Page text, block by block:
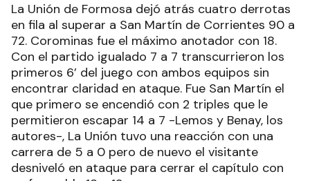
La Unión de Formosa dejó atrás cuatro derrotas
en fila al superar a San Martín de Corrientes 90 a
72. Corominas fue el máximo anotador con 18.
Con el partido igualado 7 a 7 transcurrieron los
primeros 6’ del juego con ambos equipos sin
encontrar claridad en ataque. Fue San Martín el
que primero se encendió con 2 triples que le
permitieron escapar 14 a 7 -Lemos y Benay, los
autores-, La Unión tuvo una reacción con una
carrera de 5 a 0 pero de nuevo el visitante
desniveló en ataque para cerrar el capítulo con